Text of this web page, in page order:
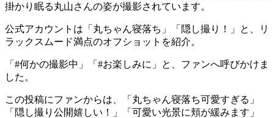
掛かり眠る丸山さんの姿が撮影されています。
公式アカウントは「丸ちゃん寝落ち」「隠し撮り！」と、リ
ラックスムード満点のオフショットを紹介。
「#何かの撮影中」「#お楽しみに」と、ファンへ呼びかけま
した。
この投稿にファンからは、「丸ちゃん寝落ち可愛すぎる」
「隠し撮り公開嬉しい！」「可愛い光景に頬が緩みます」